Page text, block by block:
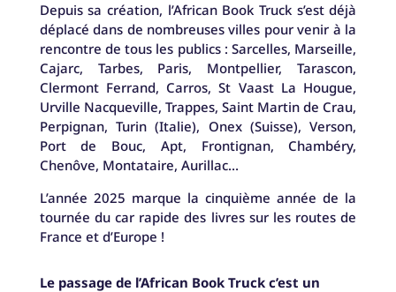
Depuis sa création, l’African Book Truck s’est déjà
déplacé dans de nombreuses villes pour venir à la
rencontre de tous les publics : Sarcelles, Marseille,
Cajarc, Tarbes, Paris, Montpellier, Tarascon,
Clermont Ferrand, Carros, St Vaast La Hougue,
Urville Nacqueville, Trappes, Saint Martin de Crau,
Perpignan, Turin (Italie), Onex (Suisse), Verson,
Port de Bouc, Apt, Frontignan, Chambéry,
Chenôve, Montataire, Aurillac…
L’année 2025 marque la cinquième année de la
tournée du car rapide des livres sur les routes de
France et d’Europe !
Le passage de l’African Book Truck c’est un